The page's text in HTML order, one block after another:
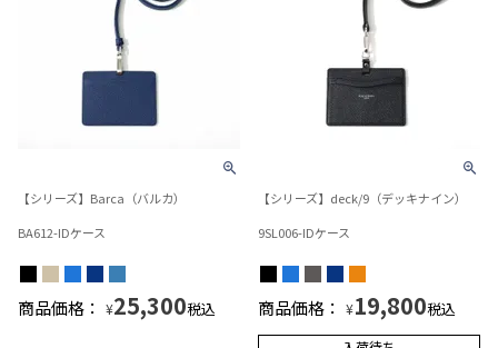
【シリーズ】Barca（バルカ）
BA612-IDケース
商品価格： ¥25,300税込
【シリーズ】deck/9（デッキナイン）
9SL006-IDケース
商品価格： ¥19,800税込